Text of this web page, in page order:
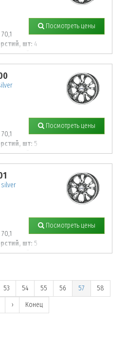
70,1
шт: 4
мм:
Посмотреть цены
70,1
шт: 5
мм:
Посмотреть цены
silver
70,1
шт: 5
мм:
Посмотреть цены
53 54 55 56 57
58
› Конец